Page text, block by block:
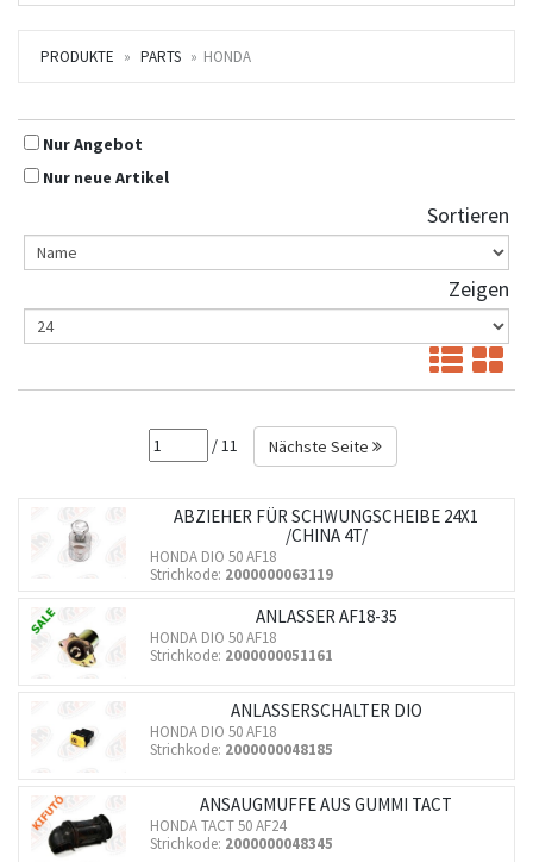
PRODUKTE PARTS HONDA
Nur Angebot
Nur neue Artikel
Sortieren
Zeigen
/ 11 Nächste Seite
ABZIEHER FÜR SCHWUNGSCHEIBE 24X1
/CHINA 4T/
HONDA DIO 50 AF18
Strichkode: 2000000063119
ANLASSER AF18-35
HONDA DIO 50 AF18
Strichkode: 2000000051161
ANLASSERSCHALTER DIO
HONDA DIO 50 AF18
Strichkode: 2000000048185
ANSAUGMUFFE AUS GUMMI TACT
HONDA TACT 50 AF24
Strichkode: 2000000048345